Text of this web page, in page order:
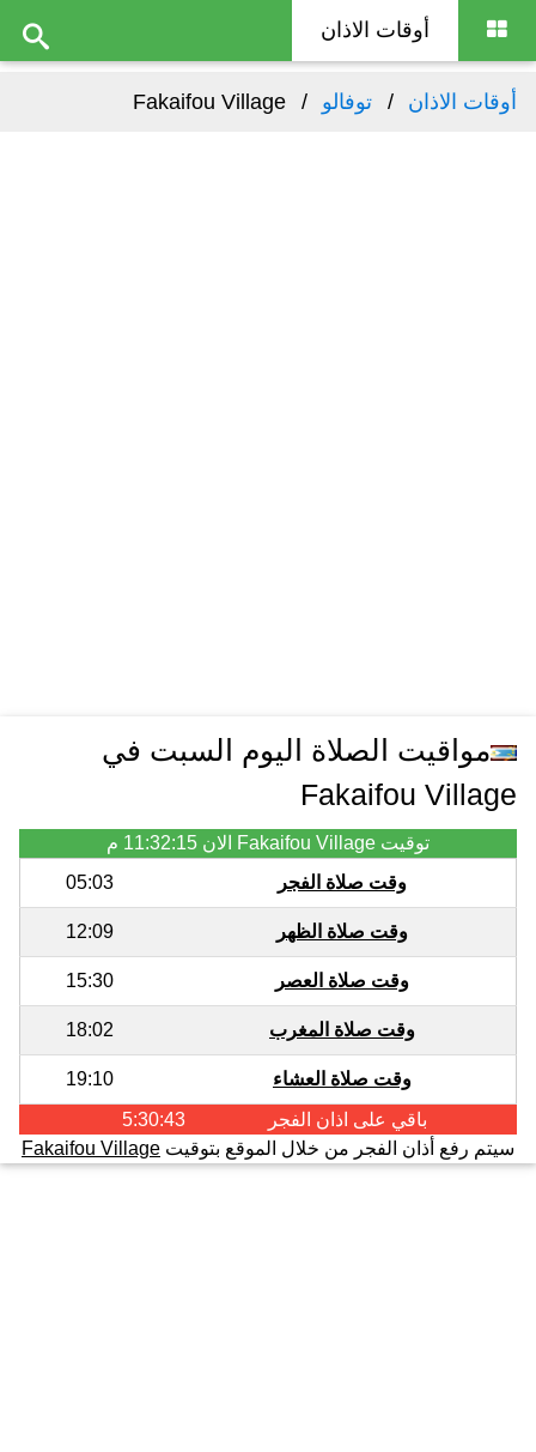
أوقات الاذان
أوقات الاذان توفالو Fakaifou Village
مواقيت الصلاة اليوم السبت في
Fakaifou Village
توقيت Fakaifou Village الان
11:32:15 م
وقت صلاة الفجر
05:03
وقت صلاة الظهر 12:09
وقت صلاة العصر 15:30
وقت صلاة المغرب 18:02
وقت صلاة العشاء
19:10
باقي على اذان الفجر
5:30:43
سيتم رفع أذان الفجر من خلال الموقع بتوقيت Fakaifou Village